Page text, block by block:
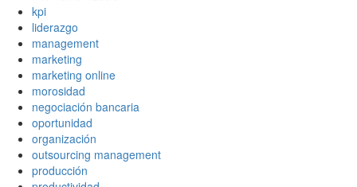
kpi
liderazgo
management
marketing
marketing online
morosidad
negociación bancaria
oportunidad
organización
outsourcing management
producción